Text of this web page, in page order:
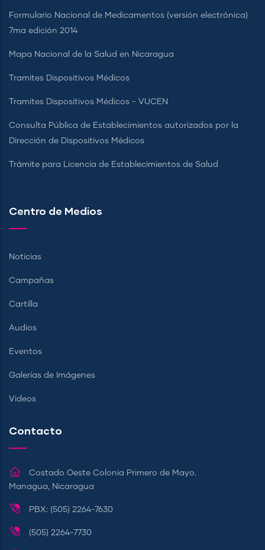
Formulario Nacional de Medicamentos (versión electrónica)
7ma edición 2014
Mapa Nacional de la Salud en Nicaragua
Tramites Dispositivos Médicos
Tramites Dispositivos Médicos - VUCEN
Consulta Pública de Establecimientos autorizados por la
Dirección de Dispositivos Médicos
Trámite para Licencia de Establecimientos de Salud
Centro de Medios
Noticias
Campañas
Cartilla
Audios
Eventos
Galerías de Imágenes
Videos
Contacto
Costado Oeste Colonia Primero de Mayo.
Managua, Nicaragua
PBX: (505) 2264-7630
(505) 2264-7730